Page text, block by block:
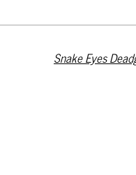
Snake Eyes